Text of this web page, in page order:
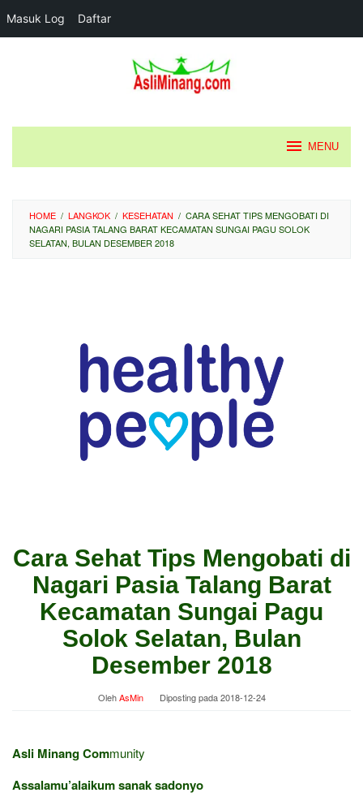
Masuk Log Daftar
MENU
HOME / LANGKOK / KESEHATAN / CARA SEHAT TIPS MENGOBATI DI
NAGARI PASIA TALANG BARAT KECAMATAN SUNGAI PAGU SOLOK
SELATAN, BULAN DESEMBER 2018
Cara Sehat Tips Mengobati di
Nagari Pasia Talang Barat
Kecamatan Sungai Pagu
Solok Selatan, Bulan
Desember 2018
OlehAsMin Diposting pada2018-12-24
Asli Minang Community
Assalamu’alaikum sanak sadonyo